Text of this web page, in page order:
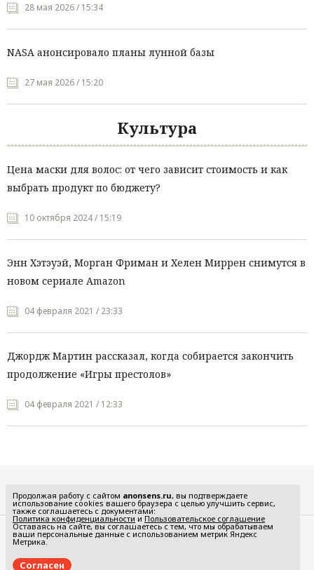
28 мая 2026 / 15:34
NASA анонсировало планы лунной базы
27 мая 2026 / 15:20
Культура
Цена маски для волос: от чего зависит стоимость и как
выбрать продукт по бюджету?
10 октября 2024 / 15:19
Энн Хэтэуэй, Морган Фриман и Хелен Миррен снимутся в
новом сериале Amazon
04 февраля 2021 / 23:33
Джордж Мартин рассказал, когда собирается закончить
продолжение «Игры престолов»
04 февраля 2021 / 12:33
Редакция
Реклама
Продолжая работу с сайтом anonsens.ru, вы подтверждаете
использование cookies вашего браузера с целью улучшить сервис,
также соглашаетесь с документами:
Политика конфиденциальности и Пользовательское соглашение
Оставаясь на сайте, вы соглашаетесь с тем, что мы обрабатываем
ваши персональные данные с использованием метрик Яндекс
Метрика.
Согласен